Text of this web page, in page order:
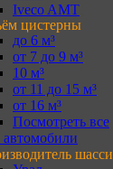
Iveco AMT
цистерны
до 6 м³
от 7 до 9 м³
10 м³
от 11 до 15 м³
от 16 м³
Посмотреть все
шасси